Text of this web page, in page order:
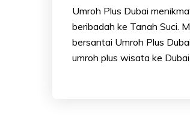
Umroh Plus Dubai
beribadah ke Tanah Suci.
bersantai Umroh Plus
umroh plus wisata ke